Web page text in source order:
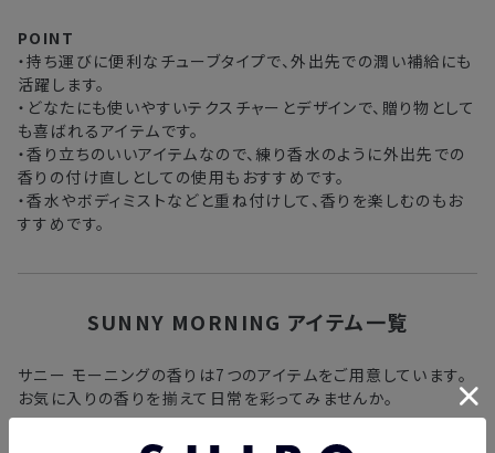
POINT
・持ち運びに便利なチューブタイプで、外出先での潤い補給にも
活躍します。
・どなたにも使いやすいテクスチャーとデザインで、贈り物として
も喜ばれるアイテムです。
・香り立ちのいいアイテムなので、練り香水のように外出先での
香りの付け直しとしての使用もおすすめです。
・香水やボディミストなどと重ね付けして、香りを楽しむのもお
すすめです。
SUNNY MORNING アイテム一覧
サニー モーニングの香りは7つのアイテムをご用意しています。
お気に入りの香りを揃えて日常を彩ってみませんか。